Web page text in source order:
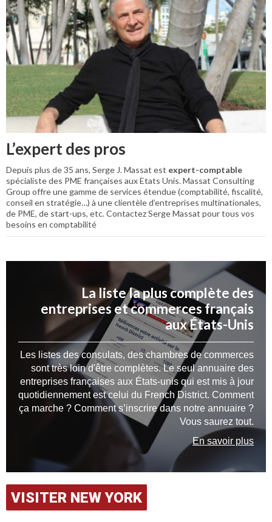
L’expert des pros
Depuis plus de 35 ans, Serge J. Massat est expert-comptable
spécialiste des PME françaises aux Etats Unis. Massat Consulting
Group offre une gamme de services étendue (comptabilité, fiscalité,
conseil en stratégie…) à une clientèle d’entreprises multinationales,
de PME, de start-ups, etc. Contactez Serge Massat pour tous vos
besoins en comptabilité
La liste la plus complète des
entreprises et commerces français
aux États-Unis
Les listes des consulats, des chambres de commerces
sont très loin d'être complètes. Le seul annuaire des
entreprises françaises aux États-unis qui est mis à jour
quotidiennement est celui du French District. Comment
ça marche ? Comment s’inscrire dans notre annuaire ?
Vous saurez tout.
En savoir plus
VISITER NEW YORK